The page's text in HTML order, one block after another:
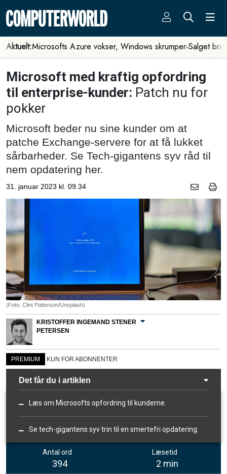
Aktuelt:Microsofts Azure vokser, Windows skrumper Salget
Microsoft med kraftig opfordring
til enterprise-kunder: Patch nu for
pokker
Microsoft beder nu sine kunder om at
patche Exchange-servere for at få lukket
sårbarheder. Se Tech-gigantens syv råd til
nem opdatering her.
31. januar 2023 kl. 09.34
(Foto: Clint Patterson/Unsplash)
KRISTOFFER INGEMAND STENER
PETERSEN
PREMIUM KUN FOR ABONNENTER
Det får du i artiklen
Læs om Microsofts opfordring til kunderne.
Se tech-gigantens syv trin til en smertefri opdatering.
Antal ord
394
Læsetid
2 min